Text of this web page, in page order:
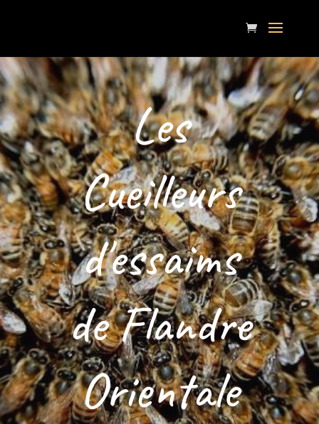
Les
Cueilleurs
d'essaims
de Flandre
Orientale